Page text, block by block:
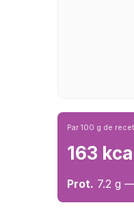
Par 100 g de
163 kcal
Prot. 7.2 g